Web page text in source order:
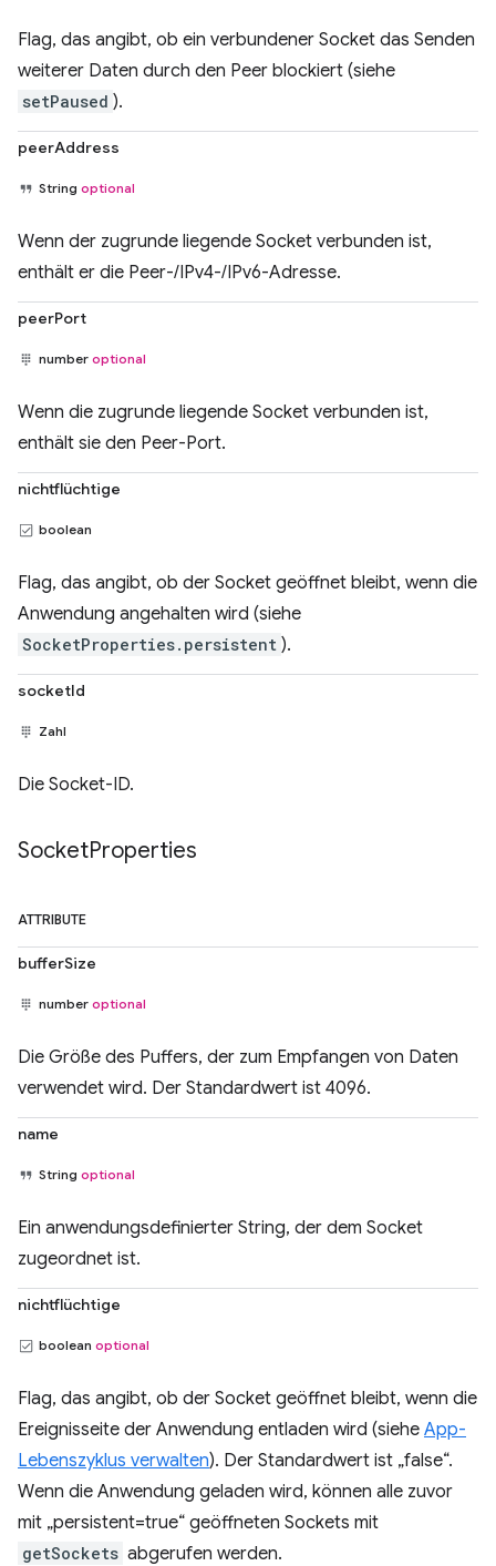
Flag, das angibt, ob ein verbundener Socket das Senden
weiterer Daten durch den Peer blockiert (siehe
setPaused ).
peerAddress
String optional
Wenn der zugrunde liegende Socket verbunden ist,
enthält er die Peer-/IPv4-/IPv6-Adresse.
peerPort
number optional
Wenn die zugrunde liegende Socket verbunden ist,
enthält sie den Peer-Port.
nichtflüchtige
boolean
Flag, das angibt, ob der Socket geöffnet bleibt, wenn die
Anwendung angehalten wird (siehe
SocketProperties.persistent ).
socketId
Zahl
Die Socket-ID.
SocketProperties
ATTRIBUTE
bufferSize
number optional
Die Größe des Puffers, der zum Empfangen von Daten
verwendet wird. Der Standardwert ist 4096.
name
String optional
Ein anwendungsdefinierter String, der dem Socket
zugeordnet ist.
nichtflüchtige
boolean optional
Flag, das angibt, ob der Socket geöffnet bleibt, wenn die
Ereignisseite der Anwendung entladen wird (siehe App-
Lebenszyklus verwalten). Der Standardwert ist „false“.
Wenn die Anwendung geladen wird, können alle zuvor
mit „persistent=true“ geöffneten Sockets mit
getSockets abgerufen werden.